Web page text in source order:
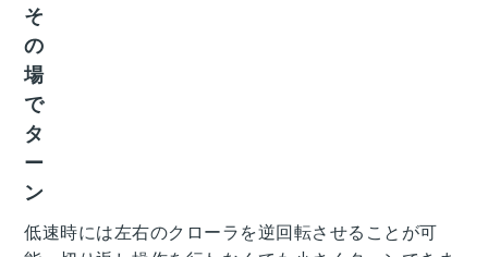
そ
の
場
で
タ
ー
ン
低速時には左右のクローラを逆回転させることが可